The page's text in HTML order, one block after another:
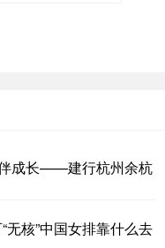
成长——建行杭州余杭
无核”中国女排靠什么去